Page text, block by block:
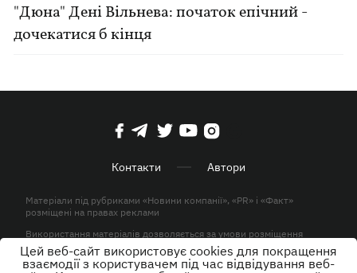
"Дюна" Дені Вільнева: початок епічний -
дочекатися б кінця
Контакти Автори
Матеріали під рубриками «Новини компанії», «PR» і «Факт»
розміщені на правах реклами
Використання матеріалів дозволяється за умови розміщення
активного гіперпосилання на KP.UA в першому абзаці.
© ТОВ «ЮЛАВ МЕДІА» 2026. Всі права захищені.
Цей веб-сайт використовує cookies для покращення
взаємодії з користувачем під час відвідування веб-